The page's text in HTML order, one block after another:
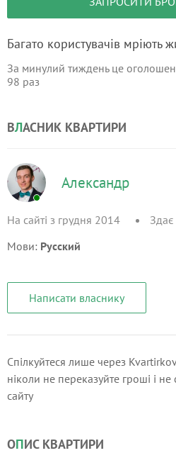
Багато користувачів мріють
За минулий тиждень це
98 раз
ВЛАСНИК КВАРТИРИ
Александр
На сайті з грудня 2014 Здає
Мови: Русский
Написати власнику
Спілкуйтеся лише через
ніколи не переказуйте гроші і
сайту
ОПИС КВАРТИРИ